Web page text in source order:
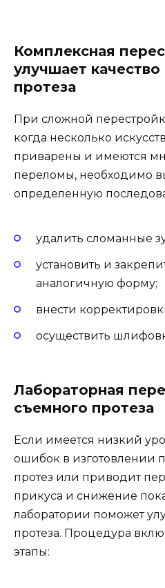
Комплексная
улучшает
протеза
При сложной
когда несколько
приварены и имеются
переломы, необходимо
определенную
удалить сломанные
установить и
аналогичную форму;
внести
осуществить
Лабораторная
съемного протеза
Если имеется низкий
ошибок в изготовлении
протез или приводит
прикуса и снижение
лаборатории поможет
протеза. Процедура
этапы: